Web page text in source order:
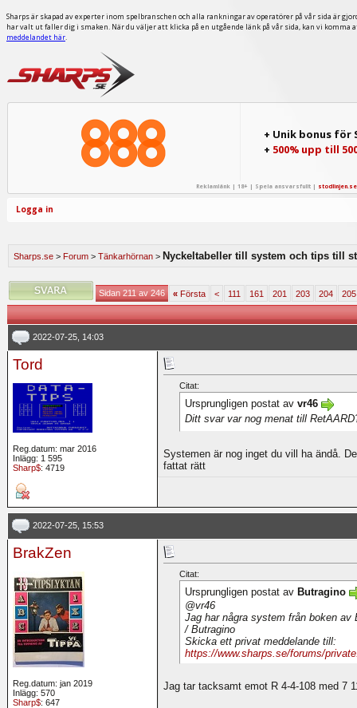
Sharps är skapad av experter inom spelbranschen och alla rankningar av operatörer på vår sida är
har valt ut faller dig i smaken. När du väljer att klicka på en utgående länk på vår sida, kan vi
meddelandet här.
+ Unik bonus för
+ 500% upp till
Reklamlänk | 18+ | Spela ansvarsfullt | stodlinjen.se
Logga in
Sharps.se > Forum > Tänkarhörnan > Nyckeltabeller till system och tips till
Sidan 211 av 246 «Första < 111 161 201 203 204 205
2022-07-25, 14:03
Tord
Reg.datum: mar 2016
Inlägg: 1 595
Sharp$: 4719
Citat:
Ursprungligen postat av vr46
Ditt svar var nog menat till
Systemen är nog inget du vill ha ändå.
fattat rätt
2022-07-25, 15:53
BrakZen
Reg.datum: jan 2019
Inlägg: 570
Sharp$: 647
Citat:
Ursprungligen postat av Butragino
@vr46
Jag har några system från boken
/ Butragino
Skicka ett privat meddelande till:
https://www.sharps.se/forums/
Jag tar tacksamt emot R 4-4-108 med 7